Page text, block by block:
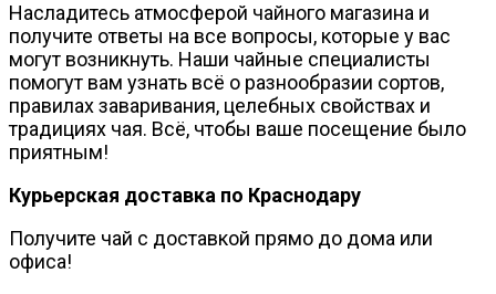
Насладитесь атмосферой чайного магазина и
получите ответы на все вопросы, которые у вас
могут возникнуть. Наши чайные специалисты
помогут вам узнать всё о разнообразии сортов,
правилах заваривания, целебных свойствах и
традициях чая. Всё, чтобы ваше посещение было
приятным!
Курьерская доставка по Краснодару
Получите чай с доставкой прямо до дома или
офиса!